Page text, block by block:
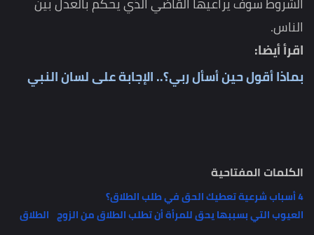
الناس.
اقرأ أيضا:
بماذا أقول حين أسأل ربي؟.. الإجابة على لسان النبي
الكلمات المفتاحية
4 أسباب شرعية تعطيك الحق في طلب الطلاق؟
العيوب التي بسببها يحق للمرأة أن تطلب الطلاق من الزوج الطلاق